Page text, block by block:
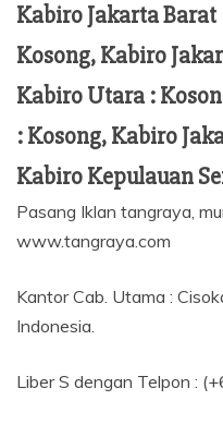
Kabiro Jakarta
Kosong, Kabiro
Kabiro Utara :
: Kosong, Kabiro
Kabiro Kepulauan
Pasang Iklan tangraya,
www.tangraya.com
Kantor Cab. Utama :
Indonesia.
Liber S dengan Telpon :